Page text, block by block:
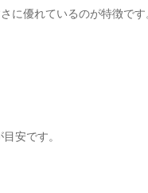
に優れているのが特徴です
安です。